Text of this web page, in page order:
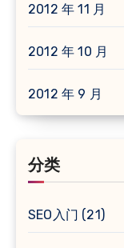
2012 年 11 月
2012 年 10 月
2012 年 9 月
分类
SEO入门 (21)